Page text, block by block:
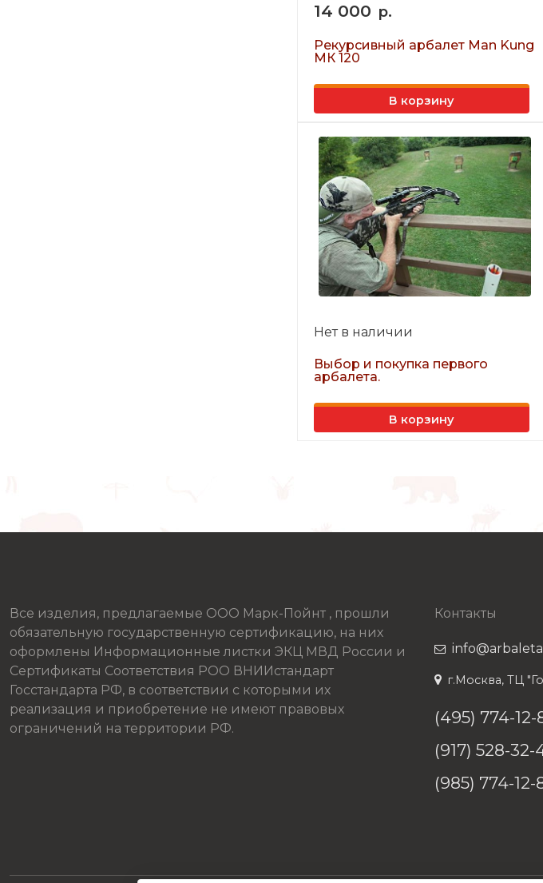
14 000 р.
Рекурсивный арбалет Man Kung
МК 120
В корзину
Нет в наличии
Выбор и покупка первого
арбалета.
В корзину
Все изделия, предлагаемые ООО Марк-Пойнт , прошли
обязательную государственную сертификацию, на них
оформлены Информационные листки ЭКЦ МВД России и
Сертификаты Соответствия РОО ВНИИстандарт
Госстандарта РФ, в соответствии с которыми их
реализация и приобретение не имеют правовых
ограничений на территории РФ.
Контакты
г.Москва, ТЦ
(495) 774-12-
(917) 528-32-
(985) 774-12-